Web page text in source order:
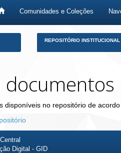
Comunidades e Coleções
REPOSITÓRIO
documentos
disponíveis no repositório de
Digital - GID